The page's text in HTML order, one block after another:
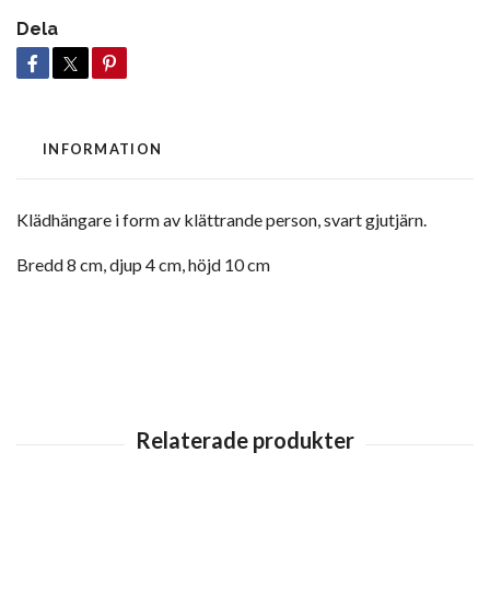
Dela
INFORMATION
Klädhängare i form av klättrande person, svart gjutjärn.
Bredd 8 cm, djup 4 cm, höjd 10 cm